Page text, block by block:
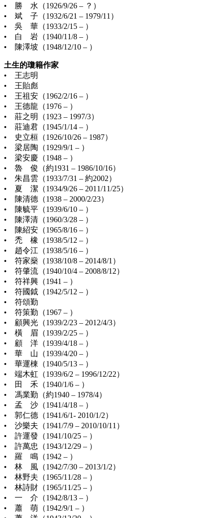
• 勝 水（1926/9/26 – ？）
• 斌 子（1932/6/21 – 1979/11）
• 吳 華（1933/2/15 – ）
• 白 岩（1940/11/8 – ）
• 陳澤坡（1948/12/10 – ）
土生的瓊籍作家
• 王志明
• 王貽彪
• 王祖安（1962/2/16 – ）
• 王德龍（1976 – ）
• 莊之明（1923 – 1997/3）
• 莊迪君（1945/1/14 – ）
• 史立桓（1926/10/26 – 1987）
• 梁居陶（1929/9/1 – ）
• 梁安慶（1948 – ）
• 魯 俊（約1931 – 1986/10/16）
• 朱昌雲（1933/7/31 – 約2002）
• 夏 潔（1934/9/26 – 2011/11/25）
• 陳清德（1938 – 2000/2/23）
• 陳毓平（1939/6/10 – ）
• 陳澤清（1960/3/28 – ）
• 陳紹安（1965/8/16 – ）
• 禿 橡（1938/5/12 – ）
• 趙令江（1938/5/16 – ）
• 符家燊（1938/10/8 – 2014/8/1）
• 符肇流（1940/10/4 – 2008/8/12）
• 符祥興（1941 – ）
• 符國鉞（1942/5/12 – ）
• 符頌勤
• 符策勤（1967 – ）
• 顧興光（1939/2/23 – 2012/4/3）
• 橫 眉（1939/2/25 – ）
• 顧 洋（1939/4/18 – ）
• 華 山（1939/4/20 – ）
• 華運棟（1940/5/13 – ）
• 端木虹（1939/6/2 – 1996/12/22）
• 田 禾（1940/1/6 – ）
• 馮業勤（約1940 – 1978/4）
• 孟 沙（1941/4/18 – ）
• 郭仁德（1941/6/1- 2010/1/2）
• 沙樂夫（1941/7/9 – 2010/10/11）
• 許運發（1941/10/25 – ）
• 許萬忠（1943/12/29 – ）
• 羅 鳴（1942 – ）
• 林 風（1942/7/30 – 2013/1/2）
• 林野夫（1965/11/28 – ）
• 林詩財（1965/11/25 – ）
• 一 介（1942/8/13 – ）
• 蕭 萌（1942/9/1 – ）